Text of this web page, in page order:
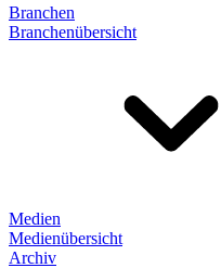
Branchen
Branchenübersicht
Medien
Medienübersicht
Archiv